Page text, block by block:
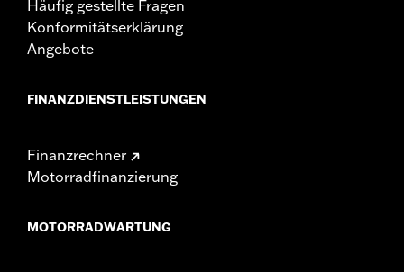
Häufig gestellte Fragen
Konformitätserklärung
Angebote
FINANZDIENSTLEISTUNGEN
Finanzrechner
Motorradfinanzierung
MOTORRADWARTUNG